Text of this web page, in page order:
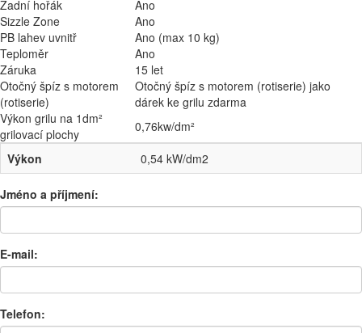
Zadní hořák
Ano
Sizzle Zone
Ano
PB lahev uvnitř
Ano (max 10 kg)
Teploměr
Ano
Záruka
15 let
Otočný špíz s motorem
(rotiserie)
Otočný špíz s motorem (rotiserie) jako
dárek ke grilu zdarma
Výkon grilu na 1dm²
grilovací plochy
0,76kw/dm²
Výkon
0,54 kW/dm2
Jméno a příjmení:
E-mail:
Telefon: